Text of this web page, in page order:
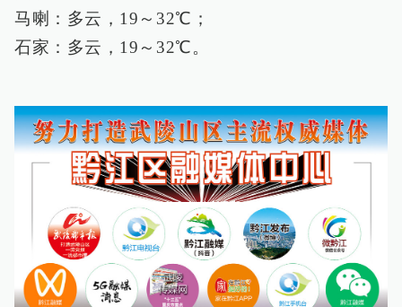
马喇：多云，19～32℃；
石家：多云，19～32℃。